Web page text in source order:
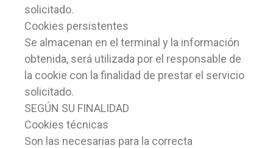
solicitado.
Cookies persistentes
Se almacenan en el terminal y la información
obtenida, será utilizada por el responsable de
la cookie con la finalidad de prestar el servicio
solicitado.
SEGÚN SU FINALIDAD
Cookies técnicas
Son las necesarias para la correcta